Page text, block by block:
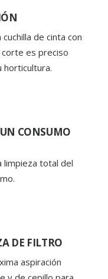
de cinta con
es preciso
horticultura.
CONSUMO
limpieza total del
DE FILTRO
aspiración